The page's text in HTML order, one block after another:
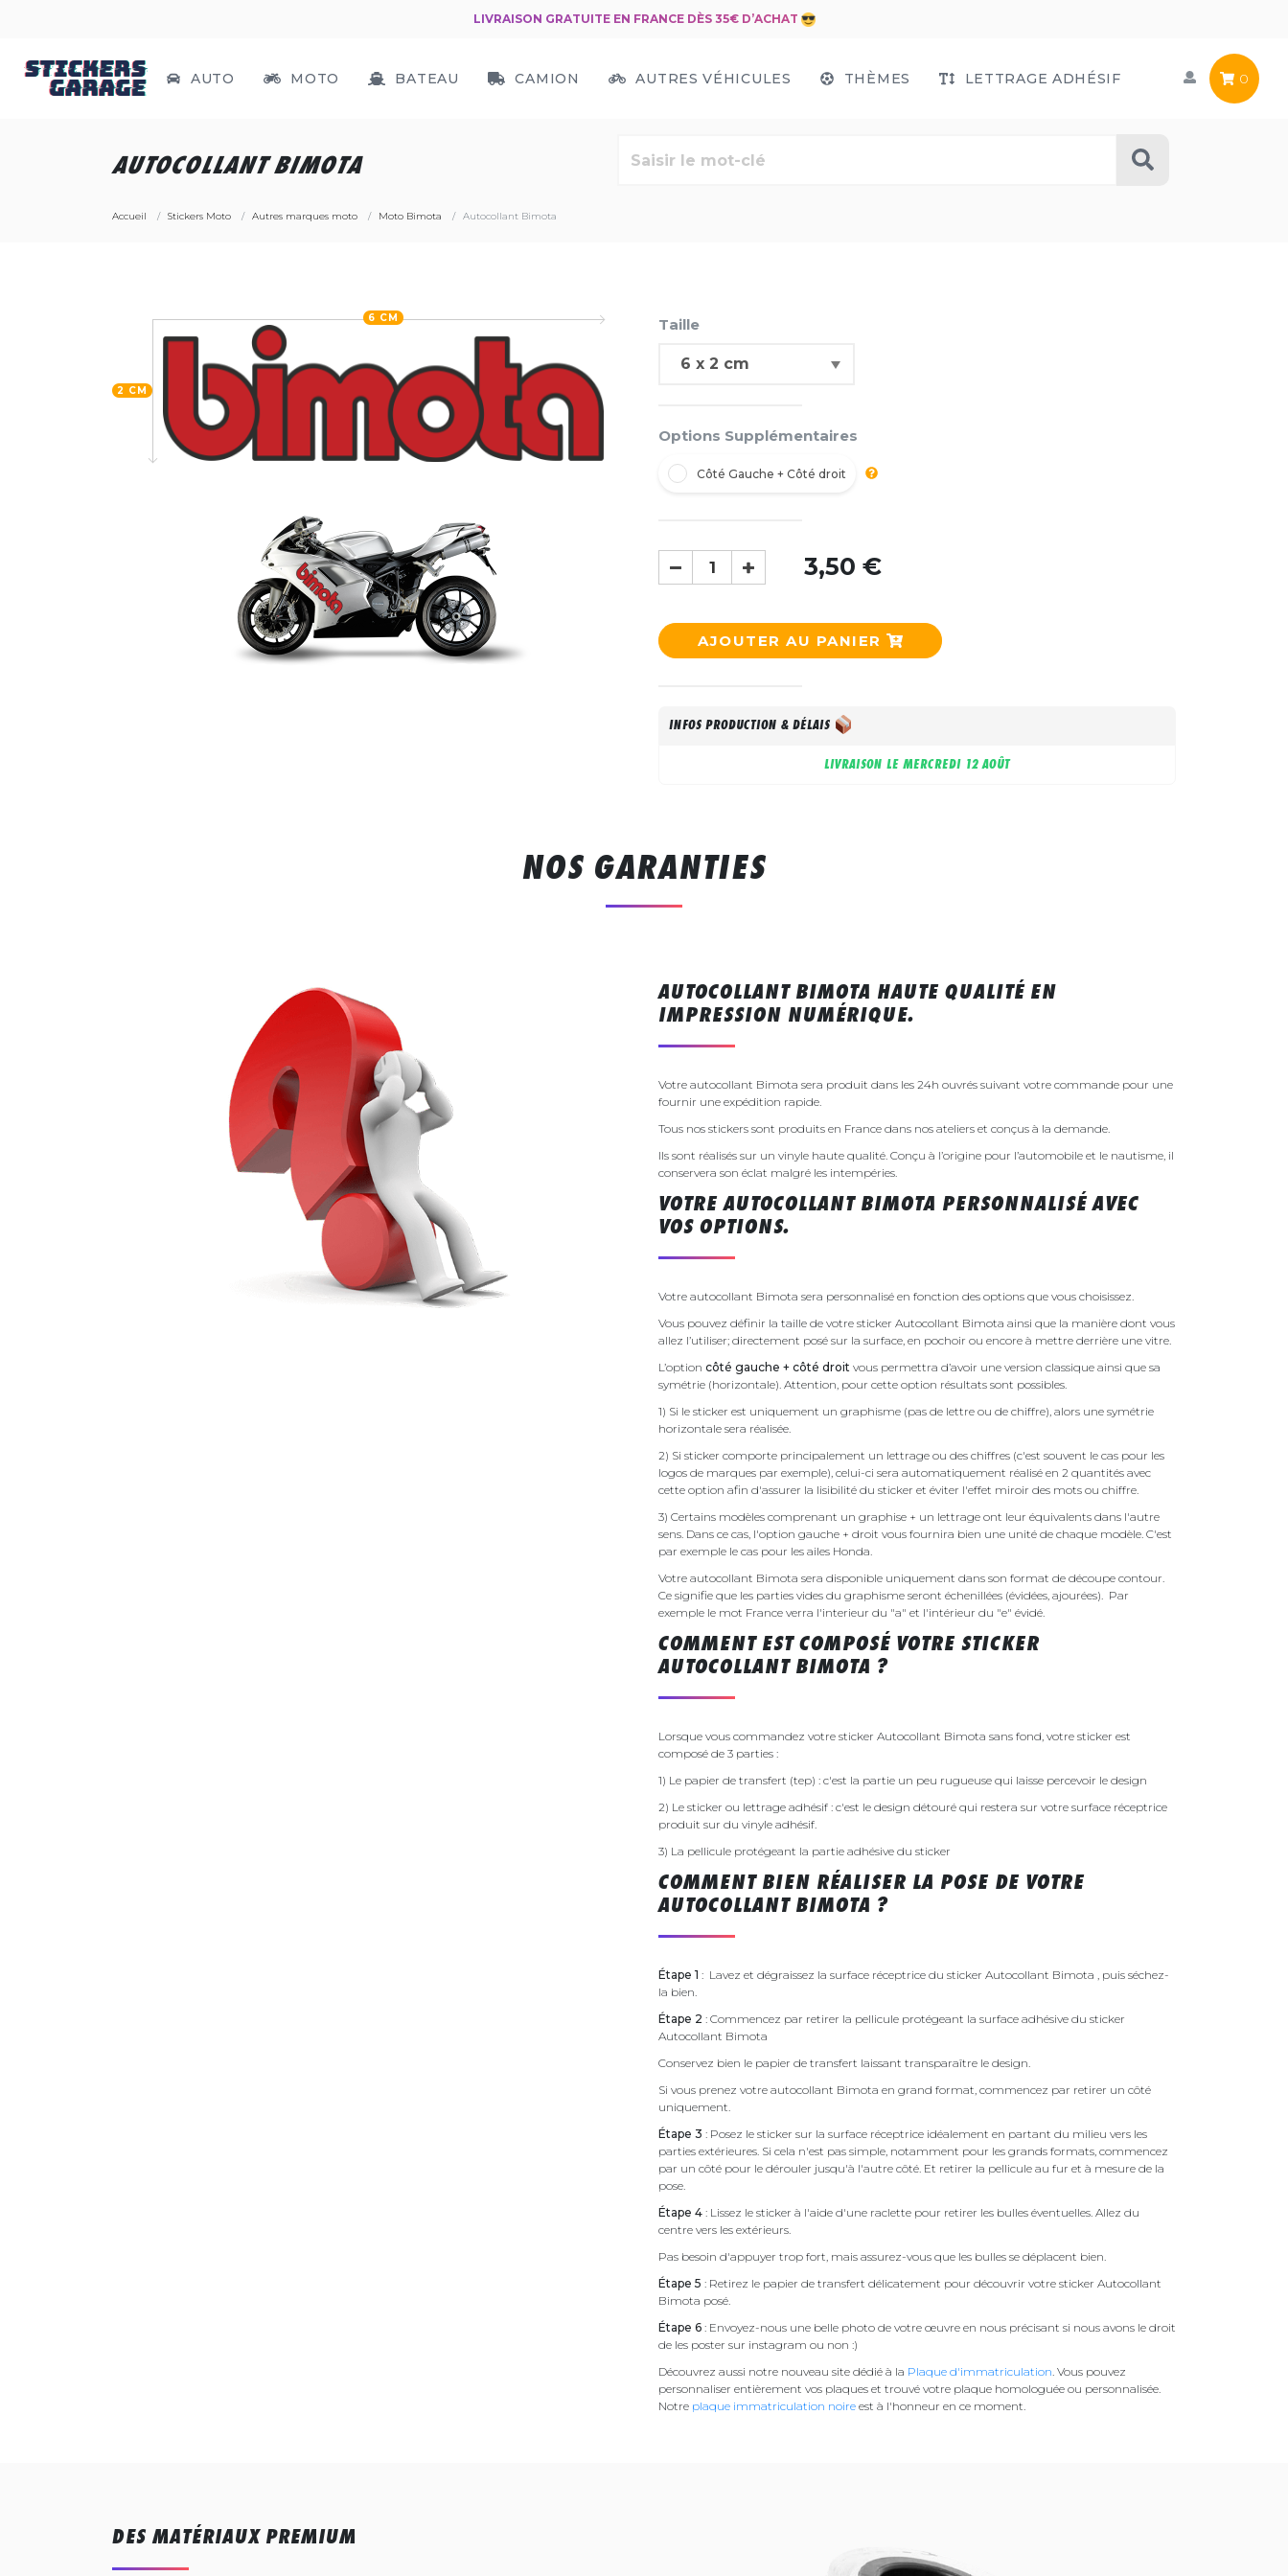
LIVRAISON GRATUITE EN FRANCE DÈS 35€ D’ACHAT
AUTO MOTO BATEAU CAMION AUTRES VÉHICULES THÈMES LETTRAGE ADHÉSIF 0
AUTOCOLLANT BIMOTA
Accueil Stickers Moto Autres marques moto Moto Bimota Autocollant Bimota
2 CM
6 CM Taille
Options Supplémentaires
Côté Gauche + Côté droit
3,50 €
AJOUTER AU PANIER
INFOS PRODUCTION & DÉLAIS
LIVRAISON LE MERCREDI 12 AOÛT
NOS GARANTIES
AUTOCOLLANT BIMOTA HAUTE QUALITÉ EN
IMPRESSION NUMÉRIQUE.
Votre autocollant Bimota sera produit dans les 24h ouvrés suivant votre commande pour une
fournir une expédition rapide.
Tous nos stickers sont produits en France dans nos ateliers et conçus à la demande.
Ils sont réalisés sur un vinyle haute qualité. Conçu à l’origine pour l’automobile et le nautisme, il
conservera son éclat malgré les intempéries.
VOTRE AUTOCOLLANT BIMOTA PERSONNALISÉ AVEC
VOS OPTIONS.
Votre autocollant Bimota sera personnalisé en fonction des options que vous choisissez.
Vous pouvez définir la taille de votre sticker Autocollant Bimota ainsi que la manière dont vous
allez l’utiliser; directement posé sur la surface, en pochoir ou encore à mettre derrière une vitre.
L’option côté gauche + côté droit vous permettra d’avoir une version classique ainsi que sa
symétrie (horizontale). Attention, pour cette option résultats sont possibles.
1) Si le sticker est uniquement un graphisme (pas de lettre ou de chiffre), alors une symétrie
horizontale sera réalisée.
2) Si sticker comporte principalement un lettrage ou des chiffres (c'est souvent le cas pour les
logos de marques par exemple), celui-ci sera automatiquement réalisé en 2 quantités avec
cette option afin d'assurer la lisibilité du sticker et éviter l'effet miroir des mots ou chiffre.
3) Certains modèles comprenant un graphise + un lettrage ont leur équivalents dans l'autre
sens. Dans ce cas, l'option gauche + droit vous fournira bien une unité de chaque modèle. C'est
par exemple le cas pour les ailes Honda.
Votre autocollant Bimota sera disponible uniquement dans son format de découpe contour.
Ce signifie que les parties vides du graphisme seront échenillées (évidées, ajourées). Par
exemple le mot France verra l'interieur du "a" et l'intérieur du "e" évidé.
COMMENT EST COMPOSÉ VOTRE STICKER
AUTOCOLLANT BIMOTA ?
Lorsque vous commandez votre sticker Autocollant Bimota sans fond, votre sticker est
composé de 3 parties :
1) Le papier de transfert (tep) : c'est la partie un peu rugueuse qui laisse percevoir le design
2) Le sticker ou lettrage adhésif : c'est le design détouré qui restera sur votre surface réceptrice
produit sur du vinyle adhésif.
3) La pellicule protégeant la partie adhésive du sticker
COMMENT BIEN RÉALISER LA POSE DE VOTRE
AUTOCOLLANT BIMOTA ?
Étape 1 : Lavez et dégraissez la surface réceptrice du sticker Autocollant Bimota , puis séchez-
la bien.
Étape 2 : Commencez par retirer la pellicule protégeant la surface adhésive du sticker
Autocollant Bimota
Conservez bien le papier de transfert laissant transparaître le design.
Si vous prenez votre autocollant Bimota en grand format, commencez par retirer un côté
uniquement.
Étape 3 : Posez le sticker sur la surface réceptrice idéalement en partant du milieu vers les
parties extérieures. Si cela n'est pas simple, notamment pour les grands formats, commencez
par un côté pour le dérouler jusqu'à l'autre côté. Et retirer la pellicule au fur et à mesure de la
pose.
Étape 4 : Lissez le sticker à l'aide d'une raclette pour retirer les bulles éventuelles. Allez du
centre vers les extérieurs.
Pas besoin d'appuyer trop fort, mais assurez-vous que les bulles se déplacent bien.
Étape 5 : Retirez le papier de transfert délicatement pour découvrir votre sticker Autocollant
Bimota posé.
Étape 6 : Envoyez-nous une belle photo de votre œuvre en nous précisant si nous avons le droit
de les poster sur instagram ou non :)
Découvrez aussi notre nouveau site dédié à la Plaque d'immatriculation. Vous pouvez
personnaliser entièrement vos plaques et trouvé votre plaque homologuée ou personnalisée.
Notre plaque immatriculation noire est à l'honneur en ce moment.
DES MATÉRIAUX PREMIUM